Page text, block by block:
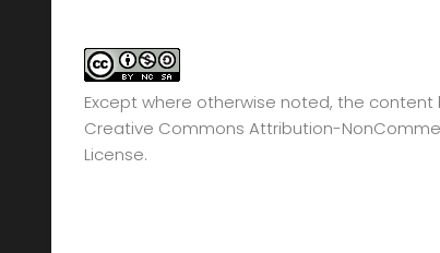
Except where otherwise noted, the content
Creative Commons Attribution-
License.